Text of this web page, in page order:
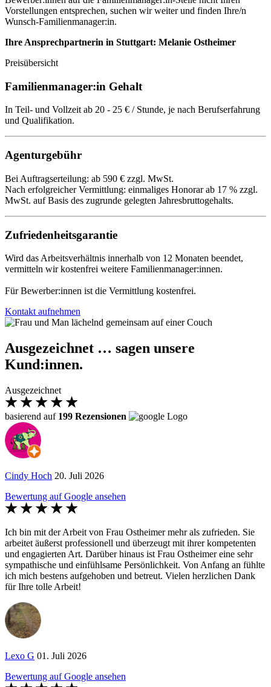
Vorstellungen entsprechen, suchen wir weiter und finden Ihre/n
Wunsch-Familienmanager:in.
Ihre Ansprechpartnerin in Stuttgart: Melanie Ostheimer
Preisübersicht
Familienmanager:in Gehalt
In Teil- und Vollzeit ab 20 - 25 € / Stunde, je nach Berufserfahrung
und Qualifikation.
Agenturgebühr
Bei Auftragserteilung: ab 590 € zzgl. MwSt.
Nach erfolgreicher Vermittlung: einmaliges Honorar ab 17 % zzgl.
MwSt. auf Basis des zugrunde gelegten Jahresbruttogehalts.
Zufriedenheitsgarantie
Wird das Arbeitsverhältnis innerhalb von 12 Monaten beendet,
vermitteln wir kostenfrei weitere Familienmanager:innen.
Für Bewerber:innen ist die Vermittlung kostenfrei.
Kontakt aufnehmen
Ausgezeichnet … sagen unsere
Kund:innen.
Ausgezeichnet
basierend auf 199 Rezensionen
Cindy Hoch 20. Juli 2026
Bewertung auf Google ansehen
Ich bin mit der Arbeit von Frau Ostheimer mehr als zufrieden. Sie
arbeitet äußerst professionell und überzeugt mit ihrer kompetenten
und engagierten Art. Darüber hinaus ist Frau Ostheimer eine sehr
sympathische und einfühlsame Persönlichkeit. Von Anfang an fühlte
ich mich bestens aufgehoben und betreut. Vielen herzlichen Dank
für Ihre tolle Arbeit!
Lexo G 01. Juli 2026
Bewertung auf Google ansehen